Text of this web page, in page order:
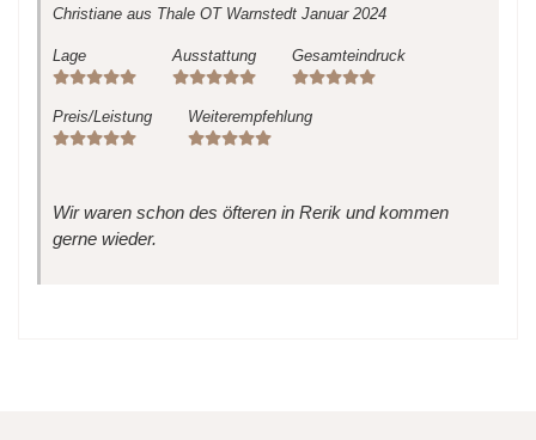
Christiane aus Thale OT Warnstedt Januar 2024
Lage Ausstattung Gesamteindruck
Preis/Leistung Weiterempfehlung
Wir waren schon des öfteren in Rerik und kommen
gerne wieder.